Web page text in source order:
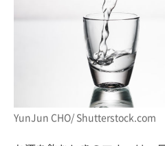
YunJun CHO/ Shutterstock.com